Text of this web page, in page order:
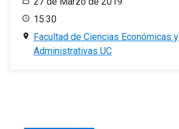
15:30
Facultad de Ciencias Económicas y
Administrativas UC